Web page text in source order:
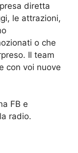
diretta
le attrazioni,
o che
Il team
con voi nuove
FB e
radio.